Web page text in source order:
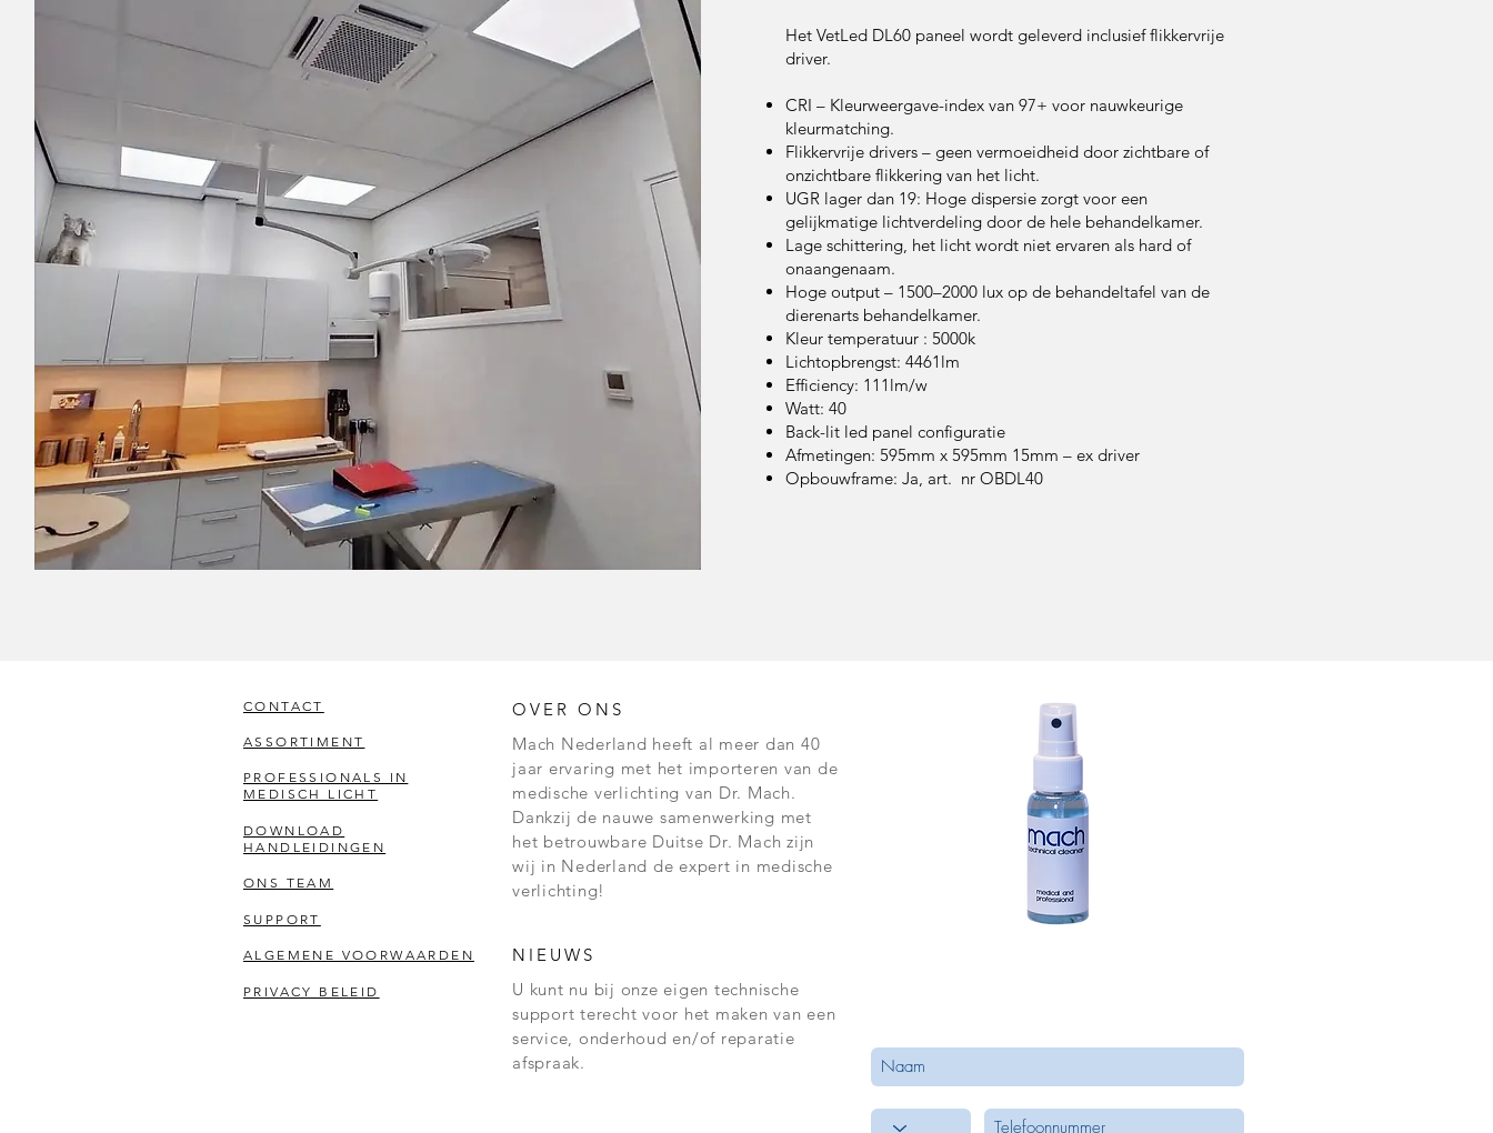
Het VetLed DL60 paneel wordt geleverd inclusief flikkervrije
driver.
CRI – Kleurweergave-index van 97+ voor nauwkeurige
kleurmatching.
Flikkervrije drivers – geen vermoeidheid door zichtbare of
onzichtbare flikkering van het licht.
UGR lager dan 19: Hoge dispersie zorgt voor een
gelijkmatige lichtverdeling door de hele behandelkamer.
Lage schittering, het licht wordt niet ervaren als hard of
onaangenaam.
Hoge output – 1500–2000 lux op de behandeltafel van de
dierenarts behandelkamer.
Kleur temperatuur : 5000k
Lichtopbrengst: 4461lm
Efficiency: 111lm/w
Watt: 40
Back-lit led panel configuratie
Afmetingen: 595mm x 595mm 15mm – ex driver
Opbouwframe: Ja, art. nr OBDL40
CONTACT
ASSORTIMENT
PROFESSIONALS IN
MEDISCH LICHT
DOWNLOAD
HANDLEIDINGEN
ONS TEAM
SUPPORT
ALGEMENE VOORWAARDEN
PRIVACY BELEID
OVER ONS
Mach Nederland heeft al meer dan 40
jaar ervaring met het importeren van de
medische verlichting van Dr. Mach.
Dankzij de nauwe samenwerking met
het betrouwbare Duitse Dr. Mach zijn
wij in Nederland de expert in medische
verlichting!
NIEUWS
U kunt nu bij onze eigen technische
support terecht voor het maken van een
service, onderhoud en/of reparatie
afspraak.